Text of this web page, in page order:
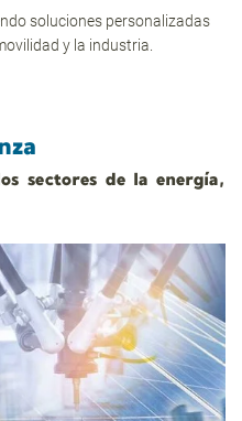
soluciones personalizadas
y la industria.
sectores de la energía,